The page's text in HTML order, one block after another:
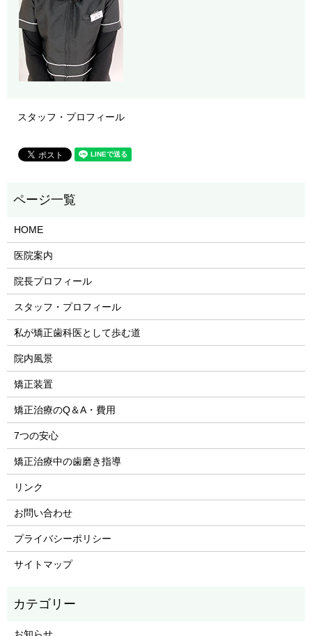
スタッフ・プロフィール
HOME
医院案内
院長プロフィール
スタッフ・プロフィール
私が矯正歯科医として歩む道
院内風景
矯正装置
矯正治療のQ＆A・費用
7つの安心
矯正治療中の歯磨き指導
リンク
お問い合わせ
プライバシーポリシー
サイトマップ